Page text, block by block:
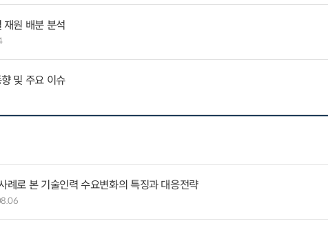
원 배분 분석
및 주요 이슈
례로 본 기술인력 수요변화의 특징과 대응전략